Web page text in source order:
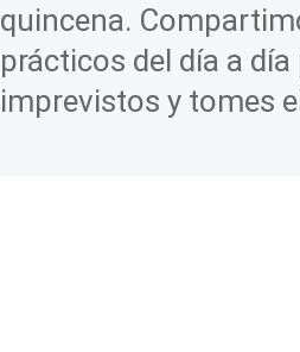
quincena.
prácticos del día a
imprevistos y tomes